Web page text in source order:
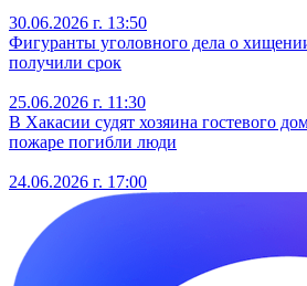
30.06.2026 г. 13:50
Фигуранты уголовного дела о
получили срок
25.06.2026 г. 11:30
В Хакасии судят хозяина гостевого
пожаре погибли люди
24.06.2026 г. 17:00